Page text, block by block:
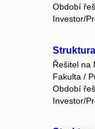
Období
Investor/
Řešitel na
Fakulta /
Období
Investor/